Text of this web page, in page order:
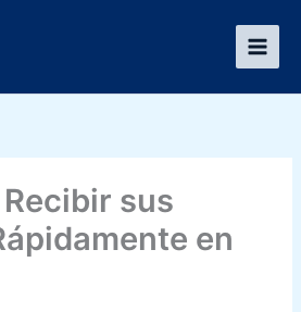
sus
en